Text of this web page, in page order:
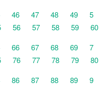
46 47 48 49
5
56 57 58 59
60
66 67 68 69
7
76 77 78 79
80
86 87 88 89
9